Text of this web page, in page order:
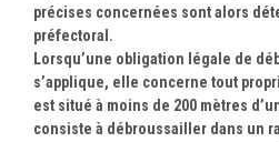
précises concernées sont alors
préfectoral.
Lorsqu’une obligation légale de
s’applique, elle concerne tout
est situé à moins de 200 mètres
consiste à débroussailler dans un